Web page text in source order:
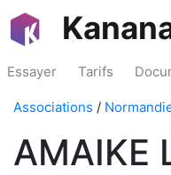
Essayer Tarifs
Associations /
AMAIKE